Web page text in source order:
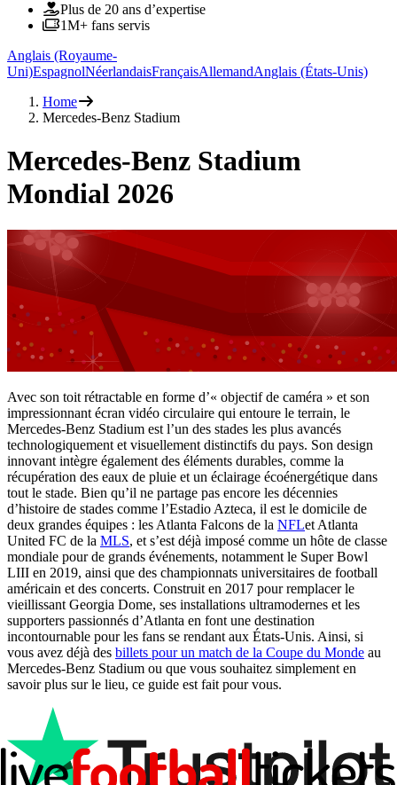
Plus de 20 ans d’expertise
1M+ fans servis
Anglais (Royaume-
Uni)EspagnolNéerlandaisFrançaisAllemandAnglais (États-Unis)
Home
Mercedes-Benz Stadium
Mercedes-Benz Stadium
Mondial 2026
Avec son toit rétractable en forme d’« objectif de caméra » et son
impressionnant écran vidéo circulaire qui entoure le terrain, le
Mercedes-Benz Stadium est l’un des stades les plus avancés
technologiquement et visuellement distinctifs du pays. Son design
innovant intègre également des éléments durables, comme la
récupération des eaux de pluie et un éclairage écoénergétique dans
tout le stade. Bien qu’il ne partage pas encore les décennies
d’histoire de stades comme l’Estadio Azteca, il est le domicile de
deux grandes équipes : les Atlanta Falcons de la NFLet Atlanta
United FC de la MLS, et s’est déjà imposé comme un hôte de classe
mondiale pour de grands événements, notamment le Super Bowl
LIII en 2019, ainsi que des championnats universitaires de football
américain et des concerts. Construit en 2017 pour remplacer le
vieillissant Georgia Dome, ses installations ultramodernes et les
supporters passionnés d’Atlanta en font une destination
incontournable pour les fans se rendant aux États-Unis. Ainsi, si
vous avez déjà des billets pour un match de la Coupe du Monde au
Mercedes-Benz Stadium ou que vous souhaitez simplement en
savoir plus sur le lieu, ce guide est fait pour vous.